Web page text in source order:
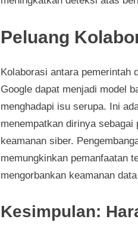
Peluang
Kolaborasi antara pemerintah
Google dapat menjadi model
menghadapi isu serupa. Ini
menempatkan dirinya
keamanan siber.
memungkinkan pemanfaatan
mengorbankan keamanan
Kesimpulan: